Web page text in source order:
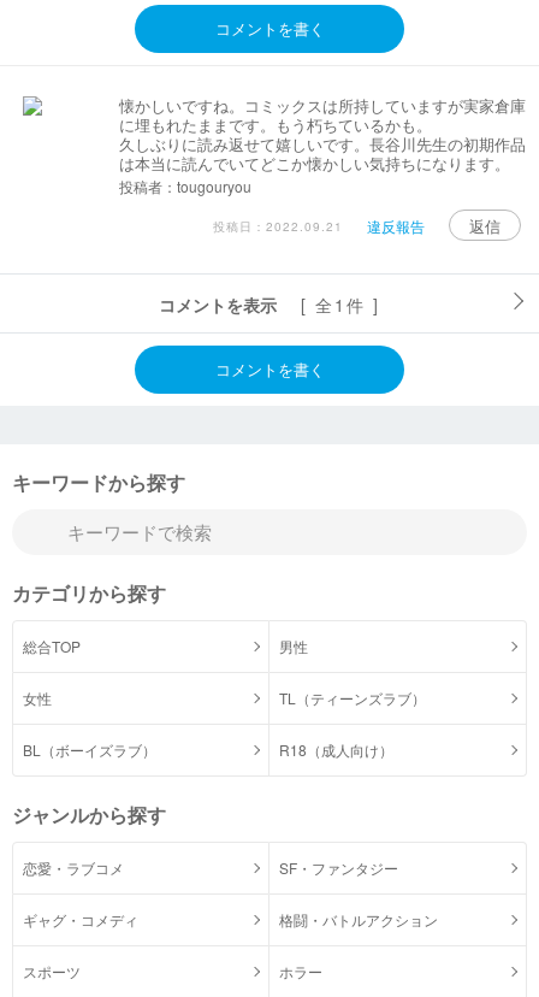
コメントを書く
懐かしいですね。コミックスは所持していますが実家倉庫
に埋もれたままです。もう朽ちているかも。
久しぶりに読み返せて嬉しいです。長谷川先生の初期作品
は本当に読んでいてどこか懐かしい気持ちになります。
投稿者：tougouryou
投稿日：2022.09.21 違反報告 返信
コメントを表示 [ 全1件 ]
コメントを書く
キーワードから探す
カテゴリから探す
総合TOP 男性
女性 TL（ティーンズラブ）
BL（ボーイズラブ） R18（成人向け）
ジャンルから探す
恋愛・ラブコメ SF・ファンタジー
ギャグ・コメディ 格闘・バトルアクション
スポーツ ホラー